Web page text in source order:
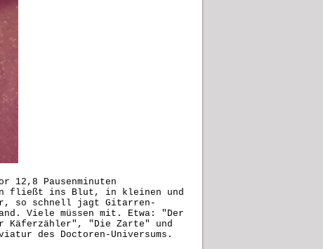
Pausenminuten
fließt ins Blut, in kleinen und
so schnell jagt Gitarren-
Viele müssen mit. Etwa: "Der
Käferzähler", "Die Zarte" und
des Doctoren-Universums.